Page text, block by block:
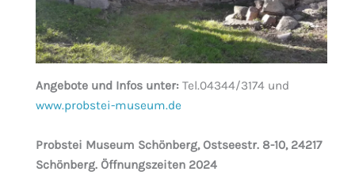
Angebote und Infos unter: Tel.04344/3174 und
www.probstei-museum.de
Probstei Museum Schönberg, Ostseestr. 8-10, 24217
Schönberg. Öffnungszeiten 2024